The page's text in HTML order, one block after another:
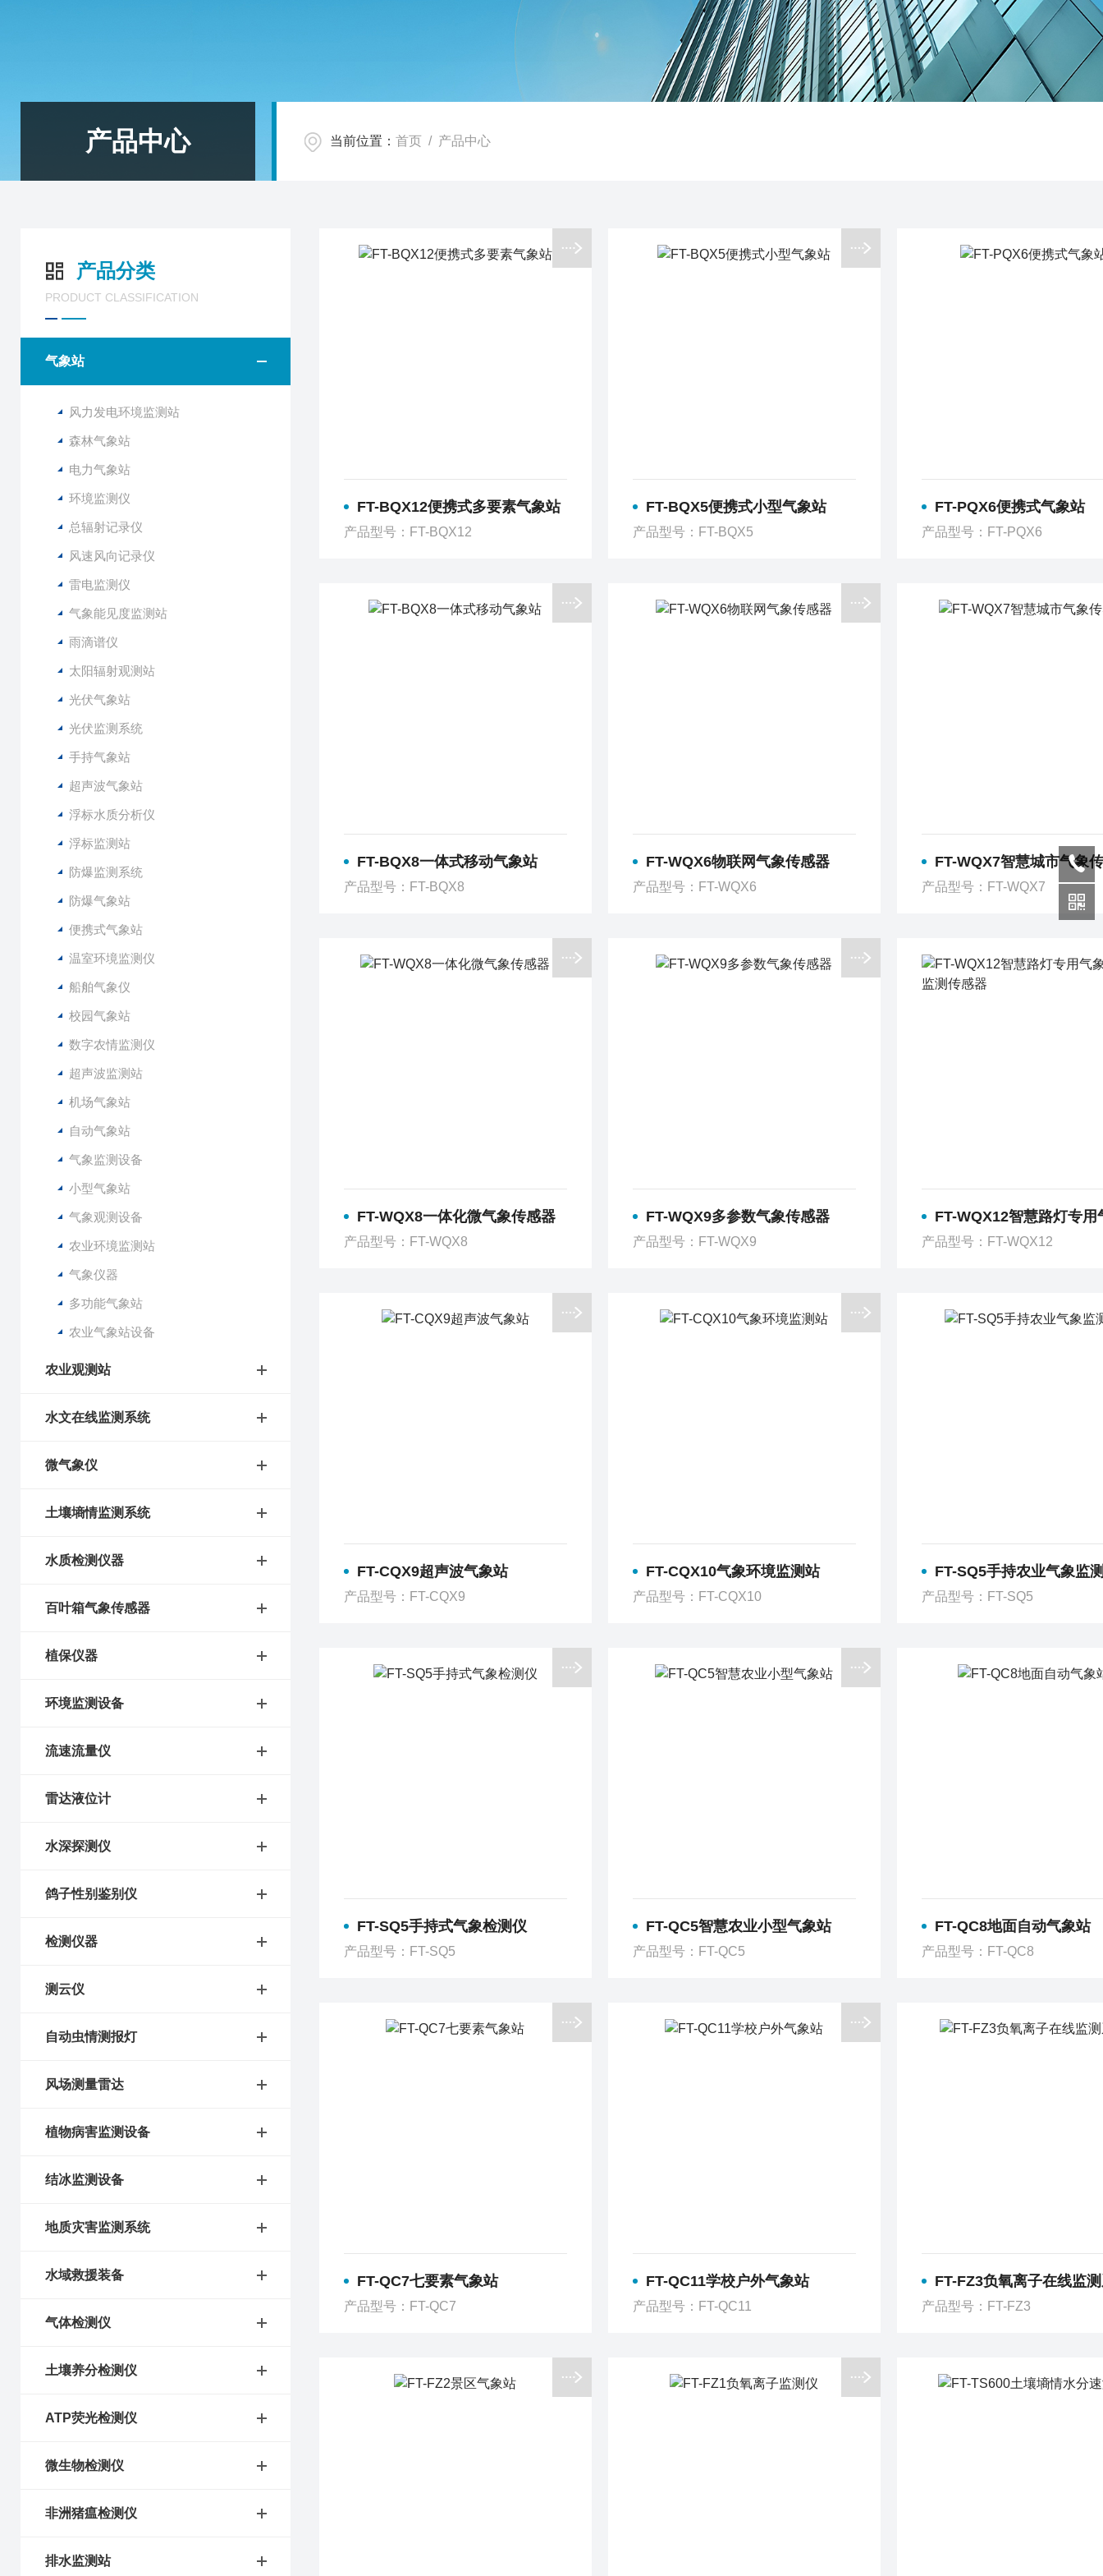
产品中心 当前位置： 首页 / 产品中心
产品分类
PRODUCT CLASSIFICATION
气象站
风力发电环境监测站
森林气象站
电力气象站
环境监测仪
总辐射记录仪
风速风向记录仪
雷电监测仪
气象能见度监测站
雨滴谱仪
太阳辐射观测站
光伏气象站
光伏监测系统
手持气象站
超声波气象站
浮标水质分析仪
浮标监测站
防爆监测系统
防爆气象站
便携式气象站
温室环境监测仪
船舶气象仪
校园气象站
数字农情监测仪
超声波监测站
机场气象站
自动气象站
气象监测设备
小型气象站
气象观测设备
农业环境监测站
气象仪器
多功能气象站
农业气象站设备
农业观测站
水文在线监测系统
微气象仪
土壤墒情监测系统
水质检测仪器
百叶箱气象传感器
植保仪器
环境监测设备
流速流量仪
雷达液位计
水深探测仪
鸽子性别鉴别仪
检测仪器
测云仪
自动虫情测报灯
风场测量雷达
植物病害监测设备
结冰监测设备
地质灾害监测系统
水域救援装备
气体检测仪
土壤养分检测仪
ATP荧光检测仪
微生物检测仪
非洲猪瘟检测仪
排水监测站
FT-BQX12便携式多要素气象站
产品型号：FT-BQX12
FT-BQX5便携式小型气象站
产品型号：FT-BQX5
FT-PQX6便携式气象站
产品型号：FT-PQX6
FT-BQX8一体式移动气象站
产品型号：FT-BQX8
FT-WQX6物联网气象传感器
产品型号：FT-WQX6
FT-WQX7智慧城市气象
产品型号：FT-WQX7
FT-WQX8一体化微气象传感器
产品型号：FT-WQX8
FT-WQX9多参数气象传感器
产品型号：FT-WQX9
FT-WQX12智慧路灯专用气象环境监测
产品型号：FT-WQX12
FT-CQX9超声波气象站
产品型号：FT-CQX9
FT-CQX10气象环境监测站
产品型号：FT-CQX10
FT-SQ5手持农业气象监
产品型号：FT-SQ5
FT-SQ5手持式气象检测仪
产品型号：FT-SQ5
FT-QC5智慧农业小型气象站
产品型号：FT-QC5
FT-QC8地面自动气象站
产品型号：FT-QC8
FT-QC7七要素气象站
产品型号：FT-QC7
FT-QC11学校户外气象站
产品型号：FT-QC11
FT-FZ3负氧离子在线监
产品型号：FT-FZ3